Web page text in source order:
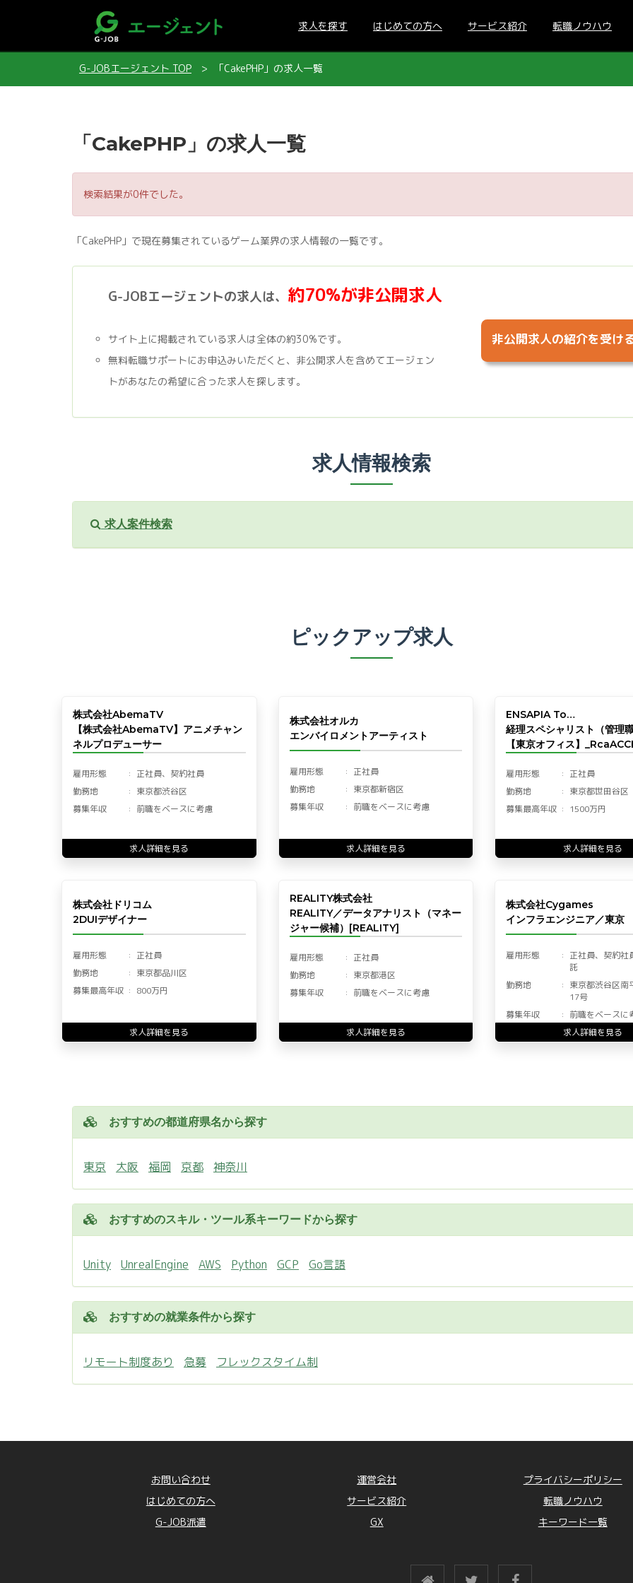
求人を探す はじめての方へ サービス紹介 転職ノウハウ
G-JOBエージェント TOP 「CakePHP」の求人一覧
「CakePHP」の求人一覧
検索結果が0件でした。
「CakePHP」で現在募集されているゲーム業界の求人情報の一覧です。
G-JOBエージェントの求人は、 約70%が非公開求人
サイト上に掲載されている求人は全体の約30%です。
無料転職サポートにお申込みいただくと、非公開求人を含めてエージェン
トがあなたの希望に合った求人を探します。
非公開求人の紹介を受け
求人情報検索
求人案件検索
ピックアップ求人
株式会社AbemaTV
【株式会社AbemaTV】アニメチャン
ネルプロデューサー
雇用形態
正社員、契約社員
勤務地
東京都渋谷区
募集年収
前職をベースに考慮
求人詳細を見る
株式会社オルカ
エンバイロメントアーティスト
雇用形態
正社員
勤務地
東京都新宿区
募集年収
前職をベースに考慮
求人詳細を見る
ENSAPIA To…
経理スペシャリスト（管理
【東京オフィス】
雇用形態
正社員
勤務地
東京都世田谷区
募集最高年収
1500万円
求人詳細を見る
株式会社ドリコム
2DUIデザイナー
雇用形態
正社員
勤務地
東京都品川区
募集最高年収
800万円
求人詳細を見る
REALITY株式会社
REALITY／データアナリスト（マネー
ジャー候補）[REALITY]
雇用形態
正社員
勤務地
東京都港区
募集年収
前職をベースに考慮
求人詳細を見る
株式会社Cygames
インフラエンジニア／東京
雇用形態
正社員、契約社
託
勤務地
東京都渋谷区南
17号
募集年収
前職をベースに
求人詳細を見る
おすすめの都道府県名から探す
東京 大阪 福岡 京都 神奈川
おすすめのスキル・ツール系キーワードから探す
Unity UnrealEngine AWS Python GCP Go言語
おすすめの就業条件から探す
リモート制度あり 急募 フレックスタイム制
お問い合わせ 運営会社
プライバシーポリシー
はじめての方へ
サービス紹介
転職ノウハウ
G-JOB派遣
GX キーワード一覧